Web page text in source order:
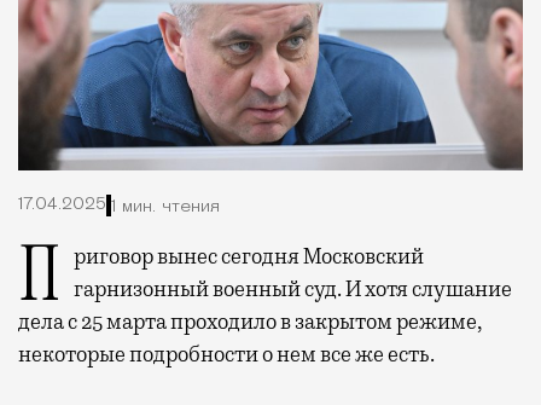
17.04.2025 1 мин. чтения
Приговор вынес сегодня Московский гарнизонный военный суд. И хотя слушание
дела с 25 марта проходило в закрытом режиме,
некоторые подробности о нем все же есть.